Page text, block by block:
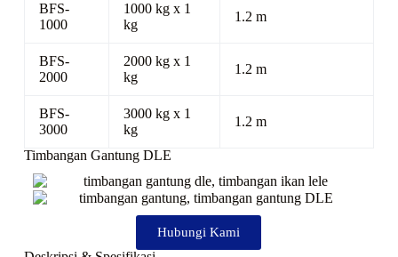
BFS-
1000
1000 kg x 1
kg
1.2 m
BFS-
2000
2000 kg x 1
kg
1.2 m
BFS-
3000
3000 kg x 1
kg
1.2 m
Timbangan Gantung DLE
Hubungi Kami